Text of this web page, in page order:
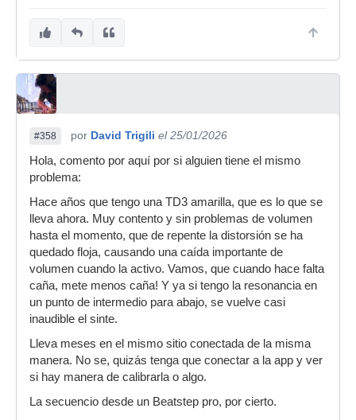
#358 por David Trigili el 25/01/2026
Hola, comento por aquí por si alguien tiene el mismo
problema:
Hace años que tengo una TD3 amarilla, que es lo que se
lleva ahora. Muy contento y sin problemas de volumen
hasta el momento, que de repente la distorsión se ha
quedado floja, causando una caída importante de
volumen cuando la activo. Vamos, que cuando hace falta
caña, mete menos caña! Y ya si tengo la resonancia en
un punto de intermedio para abajo, se vuelve casi
inaudible el sinte.
Lleva meses en el mismo sitio conectada de la misma
manera. No se, quizás tenga que conectar a la app y ver
si hay manera de calibrarla o algo.
La secuencio desde un Beatstep pro, por cierto.